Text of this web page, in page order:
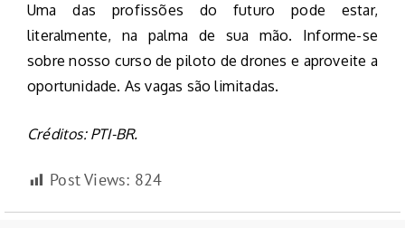
Uma das profissões do futuro pode estar,
literalmente, na palma de sua mão. Informe-se
sobre nosso curso de piloto de drones e aproveite a
oportunidade. As vagas são limitadas.
Créditos: PTI-BR.
Post Views: 824